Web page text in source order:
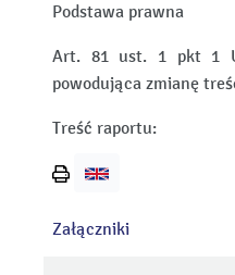
Podstawa prawna
Art. 81 ust. 1 pkt 1
powodująca zmianę
Treść raportu:
Załączniki